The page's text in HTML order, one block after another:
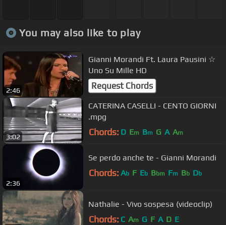
You may also like to play
2:46
Gianni Morandi Ft. Laura Pausini ☆
Uno Su Mille HD
Request Chords
3:02
CATERINA CASELLI - CENTO GIORNI
.mpg
Chords: D Em Bm G A Am
2:36
Se perdo anche te - Gianni Morandi
Chords: Ab F Eb Bbm Fm Bb Db
Nathalie - Vivo sospesa (videoclip)
Chords: C Am G F A D E